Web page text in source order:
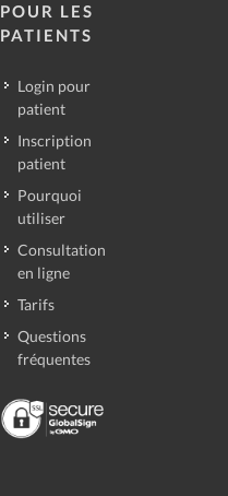
POUR LES
PATIENTS
Login pour
patient
Inscription
patient
Pourquoi
utiliser
Consultation
en ligne
Tarifs
Questions
fréquentes